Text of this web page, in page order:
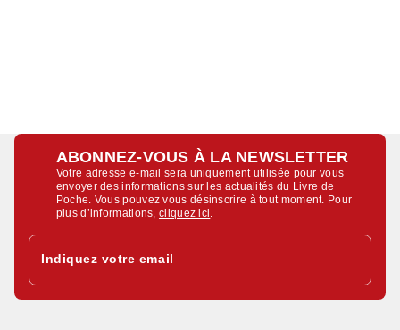
ABONNEZ-VOUS À LA NEWSLETTER
Votre adresse e-mail sera uniquement utilisée pour vous
envoyer des informations sur les actualités du Livre de
Poche. Vous pouvez vous désinscrire à tout moment. Pour
plus d’informations,cliquez ici
Indiquez votre email